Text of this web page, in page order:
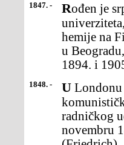
1847. - Rođen je srpski hemičar Sima Lozanić, prvi rektor Beogradskog
hemije na
u
1894. i
1848. - U Londonu je na nemačkom jeziku objavljen "Manifest
radničkog
novembru